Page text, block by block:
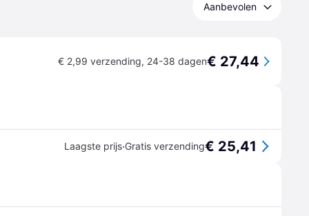
Aanbevolen
€ 2,99 verzending, 24-38 dagen€ 27,44
Laagste prijs·Gratis verzending€ 25,41